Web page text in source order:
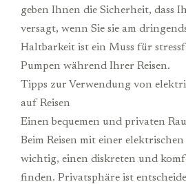
geben Ihnen die Sicherheit, dass
versagt, wenn Sie sie am
Haltbarkeit ist ein Muss für
Pumpen während Ihrer Reisen.
Tipps zur Verwendung von
auf Reisen
Einen bequemen und privaten
Beim Reisen mit einer
wichtig, einen diskreten und
finden. Privatsphäre ist